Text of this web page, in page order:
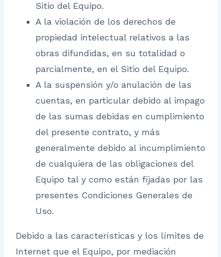
Sitio del Equipo.
A la violación de los derechos de
propiedad intelectual relativos a las
obras difundidas, en su totalidad o
parcialmente, en el Sitio del Equipo.
A la suspensión y/o anulación de las
cuentas, en particular debido al impago
de las sumas debidas en cumplimiento
del presente contrato, y más
generalmente debido al incumplimiento
de cualquiera de las obligaciones del
Equipo tal y como están fijadas por las
presentes Condiciones Generales de
Uso.
Debido a las características y los límites de
Internet que el Equipo, por mediación